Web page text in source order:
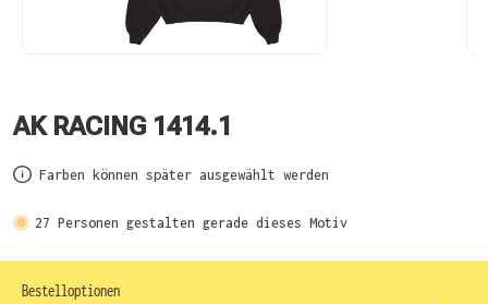
AK RACING 1414.1
Farben können später ausgewählt werden
27 Personen gestalten gerade dieses Motiv
Bestelloptionen